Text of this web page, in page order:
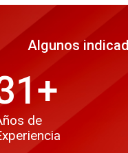
Algunos
+
de